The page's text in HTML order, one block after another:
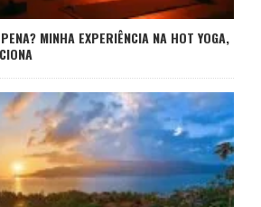
MINHA EXPERIÊNCIA NA HOT YOGA,